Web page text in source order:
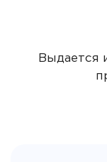
Выдается